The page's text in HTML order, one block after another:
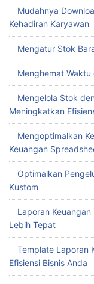
Optimalkan
Kustom
Laporan
Efisiensi Bisnis Anda
Pengambilan
Keuangan Excel
Mengoptimalkan
Pilih Template